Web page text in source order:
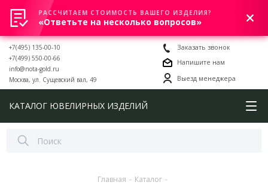
0
+7(495) 135-00-10
+7(499) 550-00-66
info@nota-gold.ru
Москва, ул. Сущевский вал, 49
Заказать звонок
Напишите нам
Выезд менеджера
КАТАЛОГ ЮВЕЛИРНЫХ ИЗДЕЛИЙ
Главная - Каталог -
РАССЧИТАЕМ СТОИМОСТЬ ВАШЕГО ИЗДЕЛИЯ?
«Ответьте на несколько вопросов»